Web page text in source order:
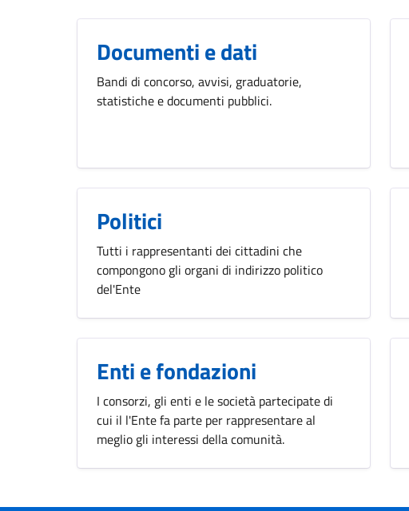
Documenti e dati
Bandi di concorso, avvisi, graduatorie,
statistiche e documenti pubblici.
Politici
Tutti i rappresentanti dei cittadini che
compongono gli organi di indirizzo politico
del'Ente
Enti e fondazioni
I consorzi, gli enti e le società partecipate di
cui il l'Ente fa parte per rappresentare al
meglio gli interessi della comunità.